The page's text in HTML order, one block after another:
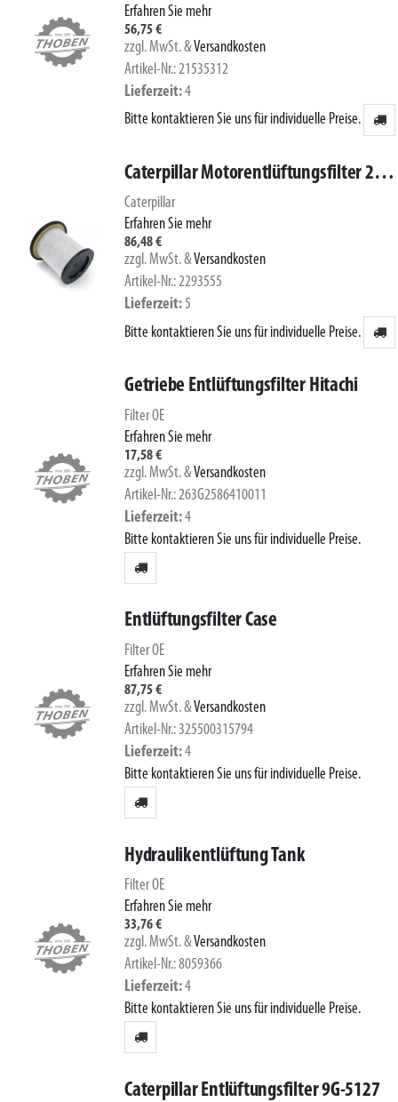
Erfahren Sie mehr
56,75 €
zzgl. MwSt.&Versandkosten
Artikel-Nr.: 21535312
Lieferzeit 4
Bitte kontaktieren Sie uns für individuelle Preise.
Caterpillar Motorentlüftungsfilter 229-3555
Caterpillar
Erfahren Sie mehr
86,48 €
zzgl. MwSt.&Versandkosten
Artikel-Nr.: 2293555
Lieferzeit 5
Bitte kontaktieren Sie uns für individuelle Preise.
Getriebe Entlüftungsfilter Hitachi
Filter OE
Erfahren Sie mehr
17,58 €
zzgl. MwSt.&Versandkosten
Artikel-Nr.: 263G2586410011
Lieferzeit 4
Bitte kontaktieren Sie uns für individuelle Preise.
Entlüftungsfilter Case
Filter OE
Erfahren Sie mehr
87,75 €
zzgl. MwSt.&Versandkosten
Artikel-Nr.: 325500315794
Lieferzeit 4
Bitte kontaktieren Sie uns für individuelle Preise.
Hydraulikentlüftung Tank
Filter OE
Erfahren Sie mehr
33,76 €
zzgl. MwSt.&Versandkosten
Artikel-Nr.: 8059366
Lieferzeit 4
Bitte kontaktieren Sie uns für individuelle Preise.
Caterpillar Entlüftungsfilter 9G-5127